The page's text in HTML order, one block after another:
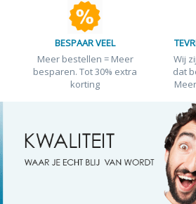
BESPAAR VEEL
Meer bestellen = Meer
besparen. Tot 30% extra
korting
Wij
dat